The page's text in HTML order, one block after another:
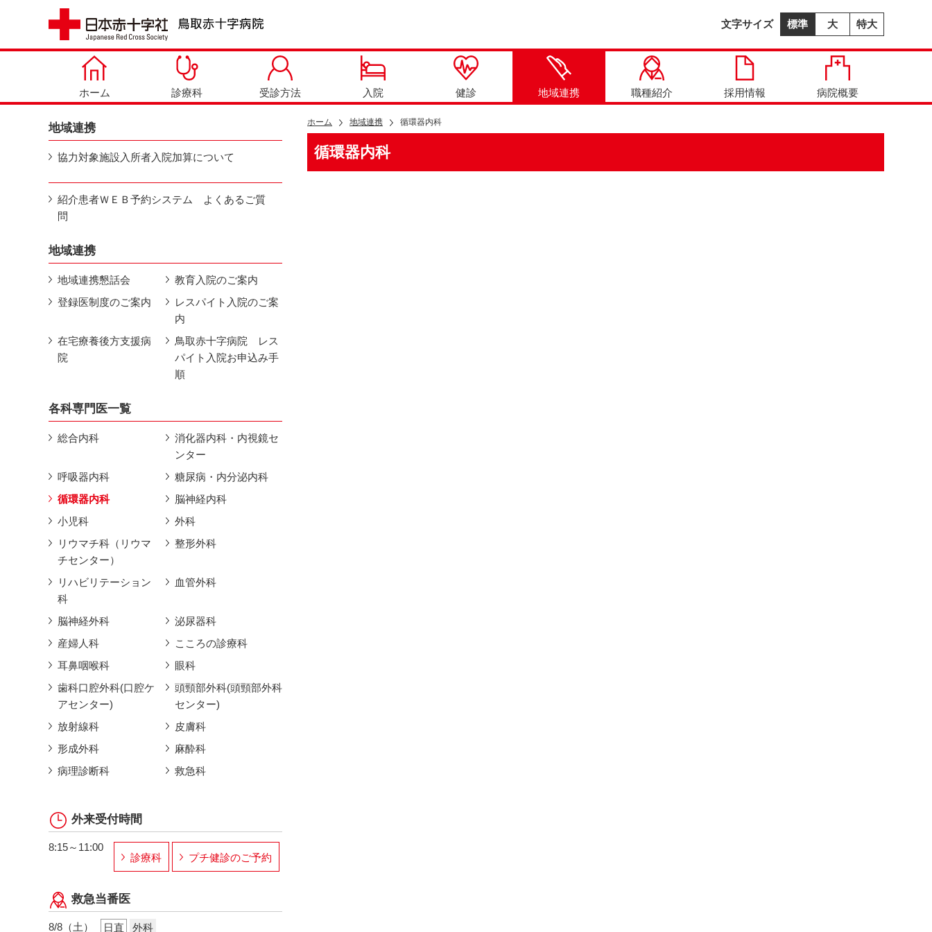
文字サイズ 標準 大 特大
ホーム 診療科 受診方法 入院 健診 地域連携 職種紹介 採用情報 病院概要
ホーム 地域連携 循環器内科
循環器内科
地域連携
協力対象施設入所者入院加算について
紹介患者ＷＥＢ予約システム よくあるご質
問
地域連携
地域連携懇話会
教育入院のご案内
登録医制度のご案内
レスパイト入院のご案
内
在宅療養後方支援病
院
鳥取赤十字病院 レス
パイト入院お申込み手
順
各科専門医一覧
総合内科
消化器内科・内視鏡セ
ンター
呼吸器内科
糖尿病・内分泌内科
循環器内科
脳神経内科
小児科
外科
リウマチ科（リウマ
チセンター）
整形外科
リハビリテーション
科
血管外科
脳神経外科
泌尿器科
産婦人科
こころの診療科
耳鼻咽喉科
眼科
歯科口腔外科(口腔ケ
アセンター)
頭頸部外科(頭頸部外科
センター)
放射線科
皮膚科
形成外科
麻酔科
病理診断科
救急科
外来受付時間
8:15～11:00
診療科
プチ健診のご予約
救急当番医
8/8（土） 日直 外科